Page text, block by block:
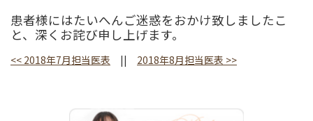
患者様にはたいへんご迷惑をおかけ致しましたこ
と、深くお詫び申し上げます。
<< 2018年7月担当医表 || 2018年8月担当医表 >>